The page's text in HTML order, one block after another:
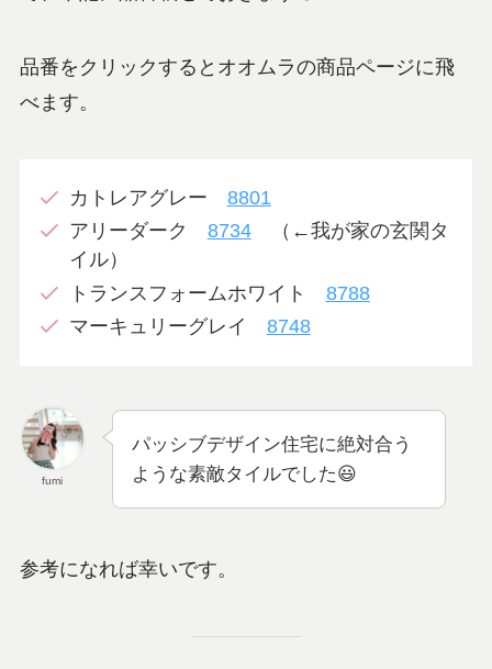
品番をクリックするとオオムラの商品ページに飛
べます。
カトレアグレー 8801
アリーダーク 8734（←我が家の玄関タ
イル）
トランスフォームホワイト 8788
マーキュリーグレイ 8748
fumi
パッシブデザイン住宅に絶対合う
ような素敵タイルでした😃
参考になれば幸いです。